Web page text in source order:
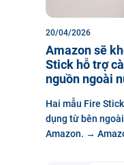
20/04/2026
Amazon sẽ
Stick hỗ trợ
nguồn ngoài
Hai mẫu Fire
dụng từ bên
Amazon. →